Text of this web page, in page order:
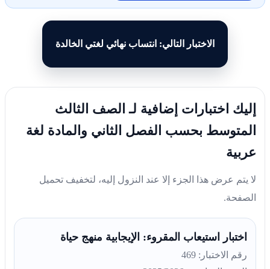
الاختبار التالي: انتساب نهائي لغتي الخالدة
إليك اختبارات إضافية لـ الصف الثالث
المتوسط بحسب الفصل الثاني والمادة لغة
عربية
لا يتم عرض هذا الجزء إلا عند النزول إليه، لتخفيف تحميل
الصفحة.
اختبار استيعاب المقروء: الإيجابية منهج حياة
رقم الاختبار: 469